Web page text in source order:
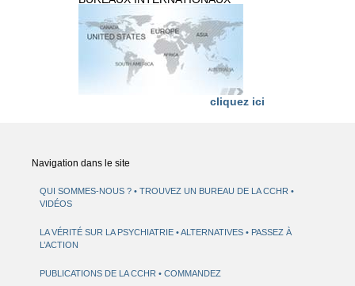
cliquez ici
Navigation dans le site
QUI SOMMES-NOUS ?
TROUVEZ UN BUREAU DE LA CCHR
VIDÉOS
LA VÉRITÉ SUR LA PSYCHIATRIE ALTERNATIVES
PASSEZ À
L’ACTION
PUBLICATIONS DE LA CCHR COMMANDEZ